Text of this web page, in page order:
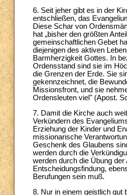
6. Seit jeher gibt es in der
entschließen, das
Diese Schar von
hat „bisher den größten
gemeinschaftlichen Gebet
diejenigen des aktiven
Barmherzigkeit Gottes. In
Ordensstand sind sie im
die Grenzen der Erde. Sie
gekennzeichnet, die
Missionsfront, und sie
Ordensleuten viel" (Apost.
7. Damit die Kirche auch
Verkündern des
Erziehung der Kinder und
missionarische
Geschenk des Glaubens
werden durch die
werden durch die Übung
Entscheidungsfindung,
Berufungen sein muß.
8. Nur in einem geistlich gut